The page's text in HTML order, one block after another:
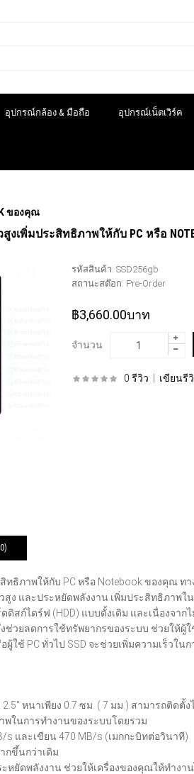
อุปกรณ์กล้อง & มือถือ อุปกรณ์เน็ตเวิร์ค
ของคุณ
วสูงเพิ่มประสิทธิภาพให้กับ PC หรือ
รหัสสินค้า: SSD256gb
สถานะสต๊อก: Pre-Order
฿3,660.00บาท
จำนวน
0 รีวิว เขียนรี
ทธิภาพให้กับ PC หรือ Notebook ของคุณ ท
สูง และประหยัดพลังงาน เพิ่มประสิทธิภาพ
สก์ไดร์ฟ (HDD) แบบดั้งเดิม และเนื่องจา
ช่วยลดการใช้ทรัพยากรของระบบ ช่วยให้
ผู้ใช้ PC ทั่วไป SSD จะช่วยเพิ่มความเร็ว
หนาเพียง 0.7 ซม. ( 7 มม.) สามารถติดตั้
พในการทํางานของระบบโดยรวม
s และเขียน 470 MB/s (เมกกะบิทต่อวินาที)
กขึ้นกว่าเดิม
ะหยัดพลังงาน ช่วยให้เครื่องของคุณให้ทํางา